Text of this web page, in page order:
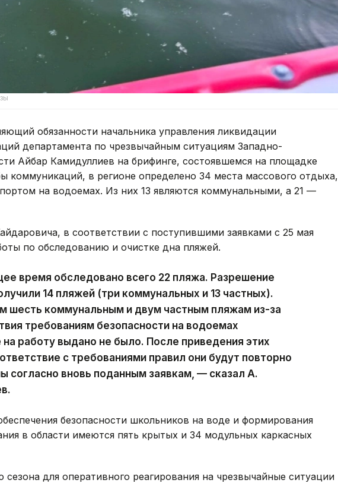
обязанности начальника управления ликвидации
департамента по чрезвычайным ситуациям Западно-
Айбар Камидуллиев на брифинге, состоявшемся на площадке
коммуникаций, в регионе определено 34 места массового отдыха,
на водоемах. Из них 13 являются коммунальными, а 21 —
в соответствии с поступившими заявками с 25 мая
по обследованию и очистке дна пляжей.
время обследовано всего 22 пляжа. Разрешение
14 пляжей (три коммунальных и 13 частных).
шесть коммунальным и двум частным пляжам из-за
требованиям безопасности на водоемах
работу выдано не было. После приведения этих
с требованиями правил они будут повторно
согласно вновь поданным заявкам, — сказал А.
безопасности школьников на воде и формирования
в области имеются пять крытых и 34 модульных каркасных
сезона для оперативного реагирования на чрезвычайные ситуации